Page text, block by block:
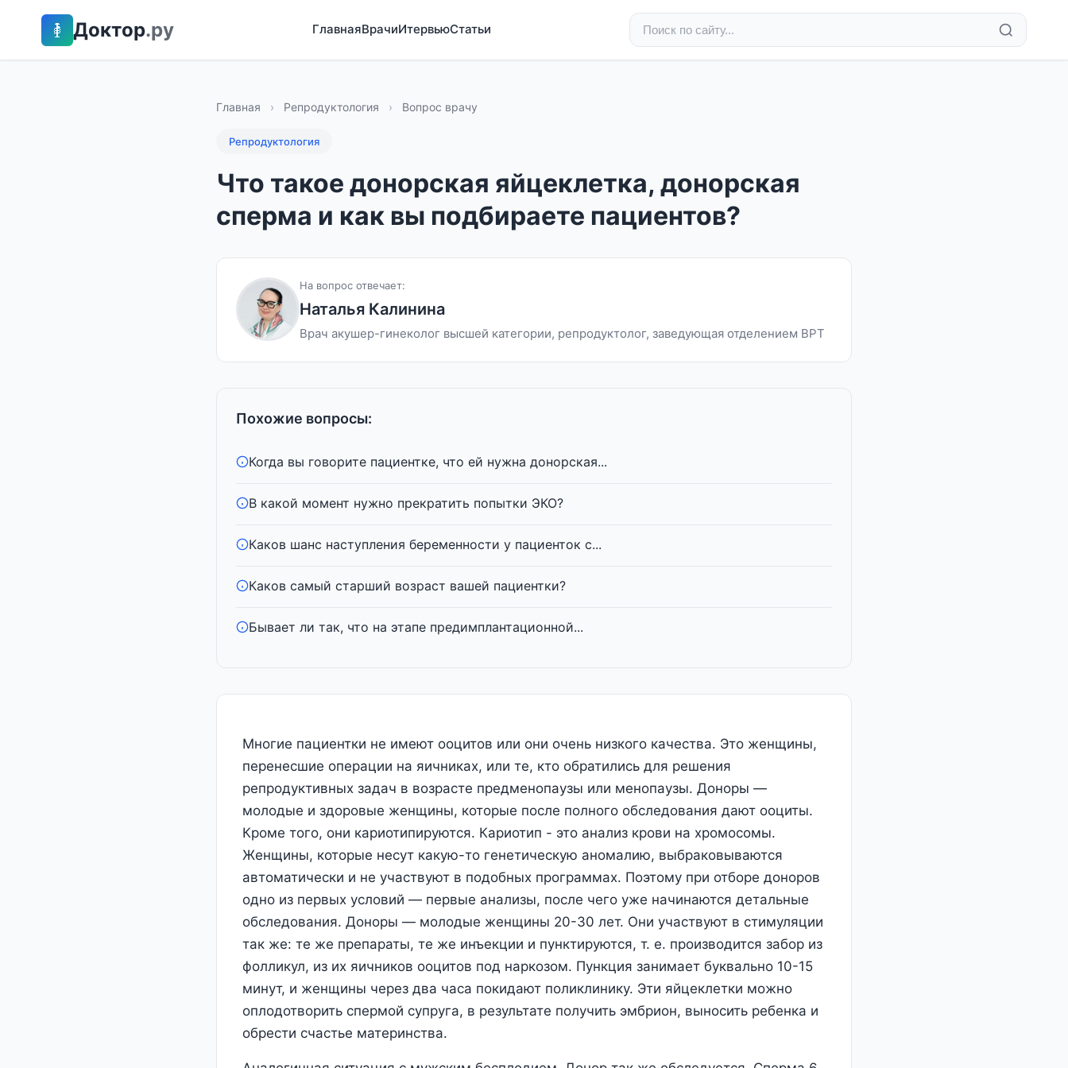
Доктор.ру ГлавнаяВрачиИтервьюСтатьи
Главная › Репродуктология › Вопрос врачу
Репродуктология
Что такое донорская яйцеклетка, донорская
сперма и как вы подбираете пациентов?
На вопрос отвечает:
Наталья Калинина
Врач акушер-гинеколог высшей категории, репродуктолог, заведующая отделением ВРТ
Похожие вопросы:
Когда вы говорите пациентке, что ей нужна донорская...
В какой момент нужно прекратить попытки ЭКО?
Каков шанс наступления беременности у пациенток с...
Каков самый старший возраст вашей пациентки?
Бывает ли так, что на этапе предимплантационной...
Многие пациентки не имеют ооцитов или они очень низкого качества. Это женщины,
перенесшие операции на яичниках, или те, кто обратились для решения
репродуктивных задач в возрасте предменопаузы или менопаузы. Доноры —
молодые и здоровые женщины, которые после полного обследования дают ооциты.
Кроме того, они кариотипируются. Кариотип - это анализ крови на хромосомы.
Женщины, которые несут какую-то генетическую аномалию, выбраковываются
автоматически и не участвуют в подобных программах. Поэтому при отборе доноров
одно из первых условий — первые анализы, после чего уже начинаются детальные
обследования. Доноры — молодые женщины 20-30 лет. Они участвуют в стимуляции
так же: те же препараты, те же инъекции и пунктируются, т. е. производится забор из
фолликул, из их яичников ооцитов под наркозом. Пункция занимает буквально 10-15
минут, и женщины через два часа покидают поликлинику. Эти яйцеклетки можно
оплодотворить спермой супруга, в результате получить эмбрион, выносить ребенка и
обрести счастье материнства.